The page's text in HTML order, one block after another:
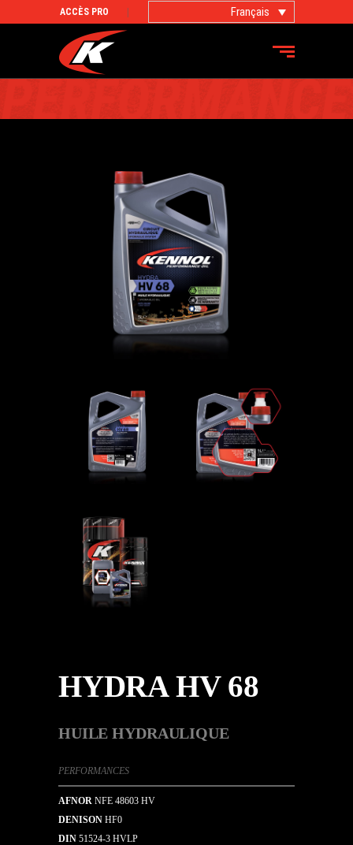
ACCÈS PRO Français
PRODUITS
HYDRA HV 68
HUILE HYDRAULIQUE
PERFORMANCES
AFNOR NFE 48603 HV
DENISON HF0
DIN 51524-3 HVLP